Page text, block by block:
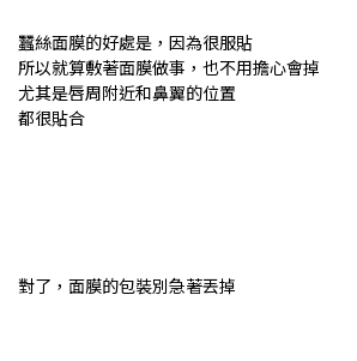
蠶絲面膜的好處是，因為很服貼
所以就算敷著面膜做事，也不用擔心會掉
尤其是唇周附近和鼻翼的位置
都很貼合
對了，面膜的包裝別急著丟掉